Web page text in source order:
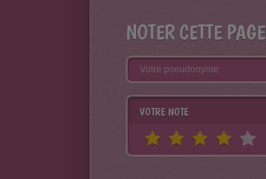
NOTER CETTE PAGE
VOTRE NOTE